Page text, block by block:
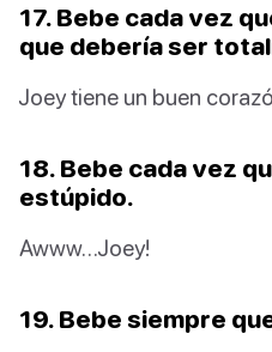
17. Bebe cada vez
que debería ser
Joey tiene un buen
18. Bebe cada vez
estúpido.
Awww…Joey!
19. Bebe siempre